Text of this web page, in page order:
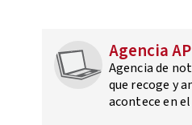
Agencia AP
Agencia de
que recoge y
acontece en